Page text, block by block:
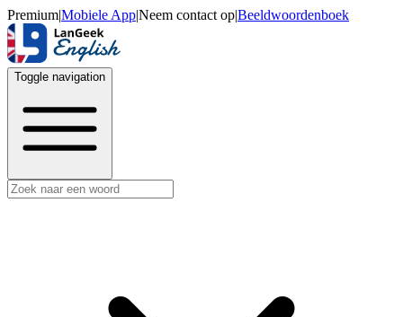
Premium|Mobiele App|Neem contact op|Beeldwoordenboek
Toggle navigation